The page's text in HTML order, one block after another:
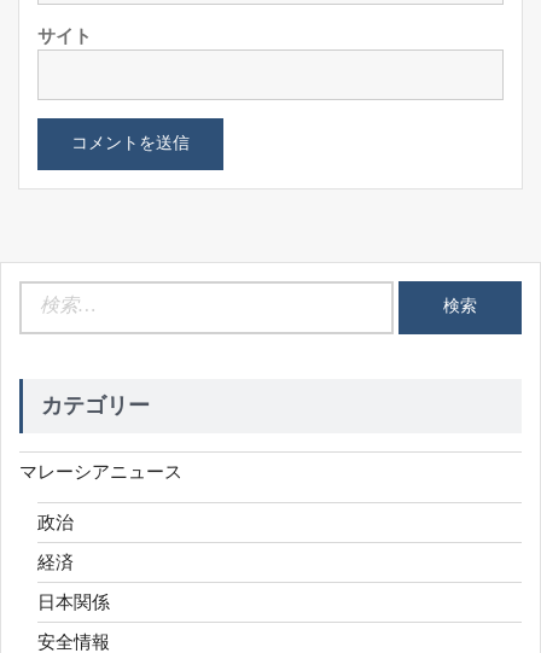
サイト
カテゴリー
マレーシアニュース
政治
経済
日本関係
安全情報